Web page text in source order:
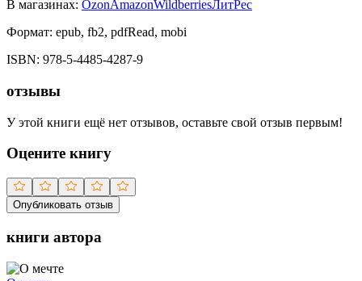
В магазинах: OzonAmazonWildberriesЛитРес
Формат: epub, fb2, pdfRead, mobi
ISBN: 978-5-4485-4287-9
отзывы
У этой книги ещё нет отзывов, оставьте свой отзыв первым!
Оцените книгу
Опубликовать отзыв
книги автора